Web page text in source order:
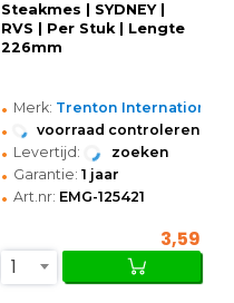
Steakmes | SYDNEY |
RVS | Per Stuk | Lengte
226mm
• Merk: Trenton International
• voorraad controleren
• Levertijd: zoeken
• Garantie: 1 jaar
• Art.nr: EMG-125421
3,59
1